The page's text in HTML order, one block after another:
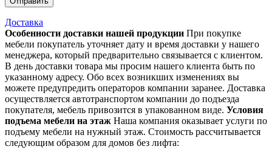
Доставка
Особенности доставки нашей продукции При покупке
мебели покупатель уточняет дату и время доставки у нашего
менеджера, который предварительно связывается с клиентом.
В день доставки товара мы просим нашего клиента быть по
указанному адресу. Обо всех возникших изменениях вы
можете предупредить операторов компании заранее. Доставка
осуществляется автотранспортом компании до подъезда
покупателя, мебель привозится в упакованном виде. Условия
подъема мебели на этаж Наша компания оказывает услуги по
подъему мебели на нужный этаж. Стоимость рассчитывается
следующим образом для домов без лифта: